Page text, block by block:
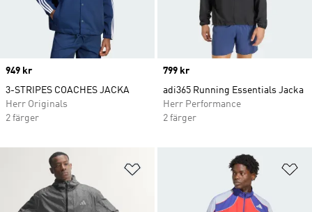
Price
949 kr
3-STRIPES COACHES JACKA
Herr Originals
2 färger
Price
799 kr
adi365 Running Essentials Jacka
Herr Performance
2 färger
Lägg till på önskelistan